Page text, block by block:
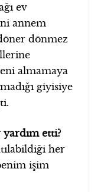
ev
annem
dönmez
almamaya
giyisiye
etti?
her
işim